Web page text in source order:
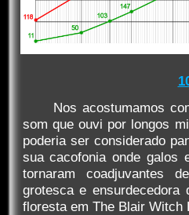
Nos acostumamos
som que ouvi por longos
poderia ser considerado
sua cacofonia onde galos
tornaram coadjuvantes
grotesca e
floresta em The Blair Witch